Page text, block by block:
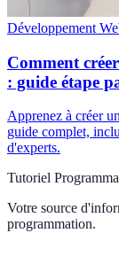
Développement
Comment
: guide étape
Apprenez à créer
guide complet,
d'experts.
Tutoriel
Votre source
programmation.